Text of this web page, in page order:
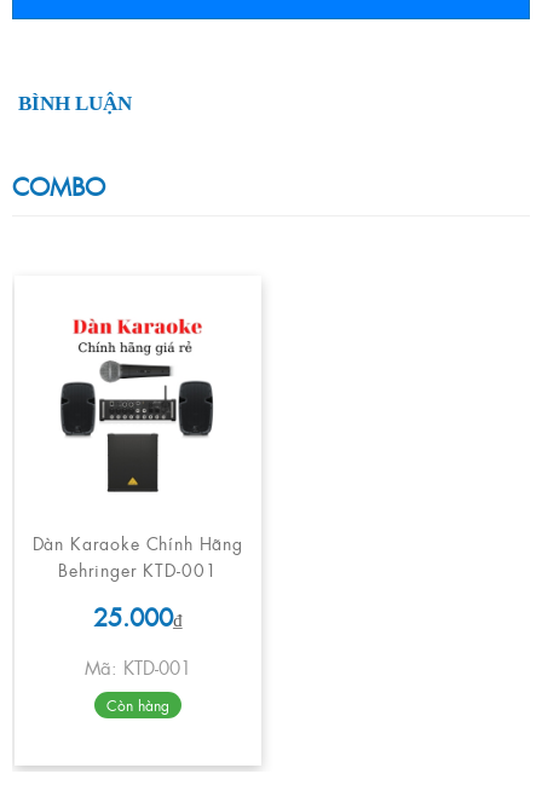
BÌNH LUẬN
COMBO
Dàn Karaoke Chính Hãng
Behringer KTD-001
25.000₫
Mã: KTD-001
Còn hàng